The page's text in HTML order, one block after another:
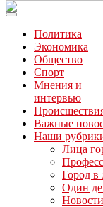
Читайте последние
“ЗаНовомосковск”
Политика
Экономика
Общество
Спорт
Мнения и
интервью
Важные
Наши
Лица
Город в
Один